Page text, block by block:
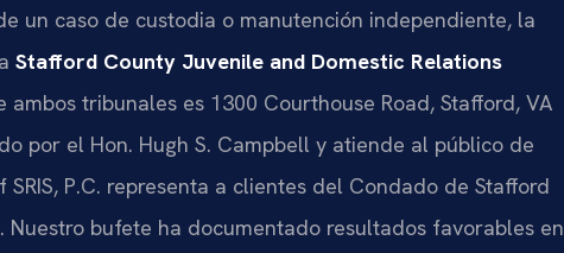
un caso de custodia o manutención independiente, la
Stafford County Juvenile and Domestic Relations
ambos tribunales es 1300 Courthouse Road, Stafford, VA
por el Hon. Hugh S. Campbell y atiende al público de
SRIS, P.C. representa a clientes del Condado de Stafford
Nuestro bufete ha documentado resultados favorables en